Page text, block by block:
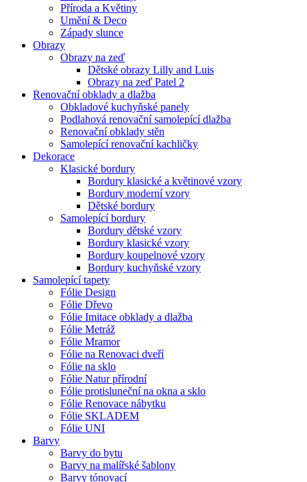
Příroda a Květiny
Umění & Deco
Západy slunce
Obrazy
Obrazy na zeď
Dětské obrazy Lilly and Luis
Obrazy na zeď Patel 2
Renovační obklady a dlažba
Obkladové kuchyňské panely
Podlahová renovační samolepící dlažba
Renovační obklady stěn
Samolepící renovační kachličky
Dekorace
Klasické bordury
Bordury klasické a květinové vzory
Bordury moderní vzory
Dětské bordury
Samolepící bordury
Bordury dětské vzory
Bordury klasické vzory
Bordury koupelnové vzory
Bordury kuchyňské vzory
Samolepící tapety
Fólie Design
Fólie Dřevo
Fólie Imitace obklady a dlažba
Fólie Metráž
Fólie Mramor
Fólie na Renovaci dveří
Fólie na sklo
Fólie Natur přírodní
Fólie protisluneční na okna a sklo
Fólie Renovace nábytku
Fólie SKLADEM
Fólie UNI
Barvy
Barvy do bytu
Barvy na malířské šablony
Barvy tónovací